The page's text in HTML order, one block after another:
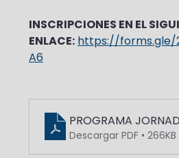
INSCRIPCIONES EN EL
ENLACE: https://forms.gle/
A6
PROGRAMA
Descargar PDF • 266KB